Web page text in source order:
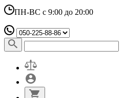
ПН-ВС с 9:00 до 20:00